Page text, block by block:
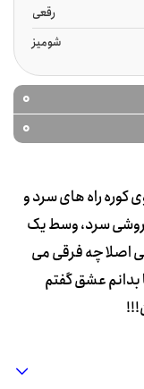
رقعی
شومیز
0
0
کوره راه های سرد و
سرد، وسط یک
اصلا چه فرقی می
بدانم عشق گفتم